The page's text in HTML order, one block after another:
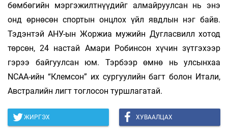
бөмбөгийн мэргэжилтнүүдийг алмайруулсан нь энэ
онд өрнөсөн спортын онцлох үйл явдлын нэг байв.
Тэдэнтэй АНУ-ын Жоржиа мужийн Дугласвилл хотод
төрсөн, 24 настай Амари Робинсон хүчин зүтгэхээр
гэрээ байгуулсан юм. Тэрбээр өмнө нь улсынхаа
NCAA-ийн “Клемсон” их сургуулийн багт болон Итали,
Австралийн лигт тоглосон туршлагатай.
ЖИРГЭХ ХУВААЛЦАХ